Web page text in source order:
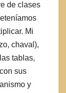
de clases
Mi
chaval),
tablas,
sus
y